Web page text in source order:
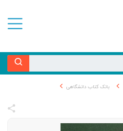
بانک کتاب دانشگاهی